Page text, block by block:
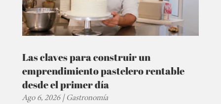
Las claves para construir un
emprendimiento pastelero rentable
desde el primer día
Ago 6, 2026|Gastronomía